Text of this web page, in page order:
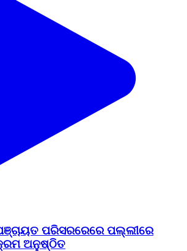
ପରିସରରେରେ ପଲ୍ଲୀରେ
ଅନୁଷ୍ଠିତ